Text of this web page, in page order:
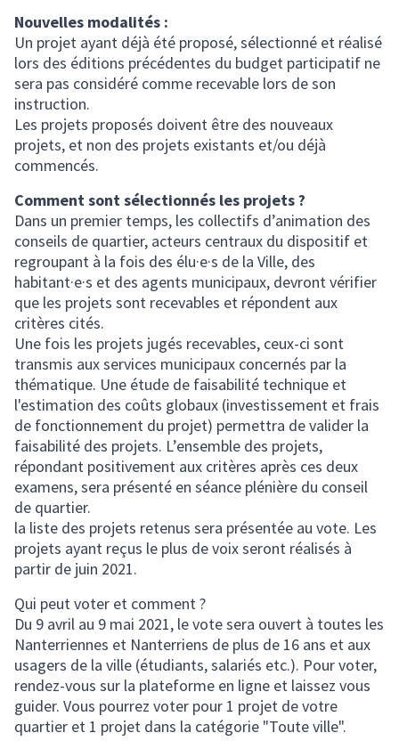
Nouvelles modalités :
Un projet ayant déjà été proposé, sélectionné et réalisé
lors des éditions précédentes du budget participatif ne
sera pas considéré comme recevable lors de son
instruction.
Les projets proposés doivent être des nouveaux
projets, et non des projets existants et/ou déjà
commencés.
Comment sont sélectionnés les projets ?
Dans un premier temps, les collectifs d’animation des
conseils de quartier, acteurs centraux du dispositif et
regroupant à la fois des élu·e·s de la Ville, des
habitant·e·s et des agents municipaux, devront vérifier
que les projets sont recevables et répondent aux
critères cités.
Une fois les projets jugés recevables, ceux-ci sont
transmis aux services municipaux concernés par la
thématique. Une étude de faisabilité technique et
l'estimation des coûts globaux (investissement et frais
de fonctionnement du projet) permettra de valider la
faisabilité des projets. L’ensemble des projets,
répondant positivement aux critères après ces deux
examens, sera présenté en séance plénière du conseil
de quartier.
la liste des projets retenus sera présentée au vote. Les
projets ayant reçus le plus de voix seront réalisés à
partir de juin 2021.
Qui peut voter et comment ?
Du 9 avril au 9 mai 2021, le vote sera ouvert à toutes les
Nanterriennes et Nanterriens de plus de 16 ans et aux
usagers de la ville (étudiants, salariés etc.). Pour voter,
rendez-vous sur la plateforme en ligne et laissez vous
guider. Vous pourrez voter pour 1 projet de votre
quartier et 1 projet dans la catégorie "Toute ville".